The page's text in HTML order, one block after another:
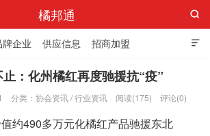
橘邦通

牌企业 供应信息 招商加盟
普 化橘红专卖店

：化州橘红再度驰援抗“疫”
分类： 协会资讯/行业资讯 阅读(175) 评论(0)
约490多万元化橘红产品驰援东北